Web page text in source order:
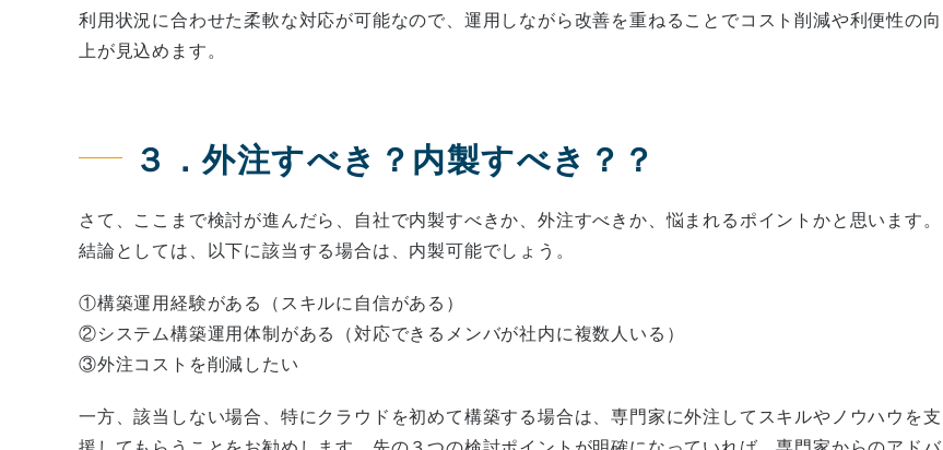
利用状況に合わせた柔軟な対応が可能なので、運用しながら改善を重ねることでコスト削減や利便性の向
上が見込めます。
３．外注すべき？内製すべき？？
さて、ここまで検討が進んだら、自社で内製すべきか、外注すべきか、悩まれるポイントかと思います。
結論としては、以下に該当する場合は、内製可能でしょう。
①構築運用経験がある（スキルに自信がある）
②システム構築運用体制がある（対応できるメンバが社内に複数人いる）
③外注コストを削減したい
一方、該当しない場合、特にクラウドを初めて構築する場合は、専門家に外注してスキルやノウハウを支